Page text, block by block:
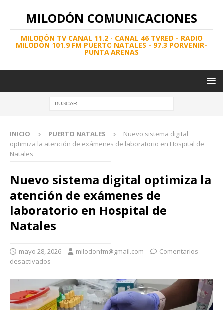
MILODÓN COMUNICACIONES
MILODÓN TV CANAL 11.2 - CANAL 46 TVRED - RADIO
MILODÓN 101.9 FM PUERTO NATALES - 97.3 PORVENIR-
PUNTA ARENAS
INICIO PUERTO NATALES
Nuevo sistema digital
optimiza la atención de exámenes de laboratorio en Hospital de
Natales
Nuevo sistema digital optimiza la
atención de exámenes de
laboratorio en Hospital de
Natales
mayo 28, 2026 milodonfm@gmail.com
Comentarios
desactivados